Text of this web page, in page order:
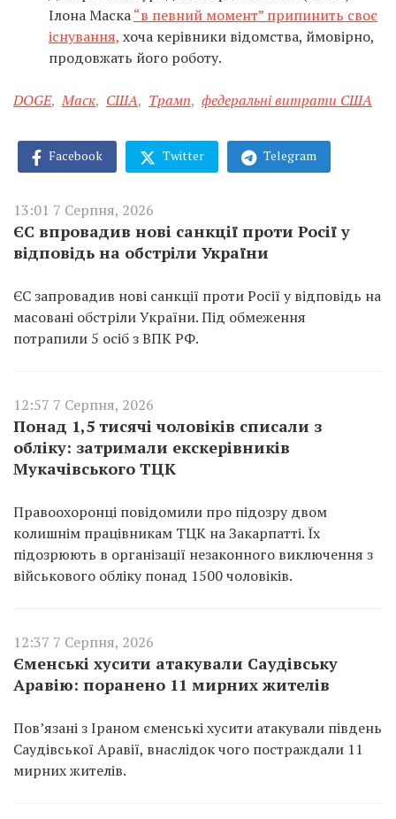
Ілона Маска“в певний момент” припинить своє
існування, хоча керівники відомства, ймовірно,
продовжать його роботу.
DOGE, Маск, США, Трамп, федеральні витрати США
Facebook Twitter Telegram
13:01 7 Серпня, 2026
ЄС впровадив нові санкції проти Росії у
відповідь на обстріли України
ЄС запровадив нові санкції проти Росії у відповідь на
масовані обстріли України. Під обмеження
потрапили 5 осіб з ВПК РФ.
12:57 7 Серпня, 2026
Понад 1,5 тисячі чоловіків списали з
обліку: затримали екскерівників
Мукачівського ТЦК
Правоохоронці повідомили про підозру двом
колишнім працівникам ТЦК на Закарпатті. Їх
підозрюють в організації незаконного виключення з
військового обліку понад 1500 чоловіків.
12:37 7 Серпня, 2026
Єменські хусити атакували Саудівську
Аравію: поранено 11 мирних жителів
Пов’язані з Іраном єменські хусити атакували південь
Саудівської Аравії, внаслідок чого постраждали 11
мирних жителів.